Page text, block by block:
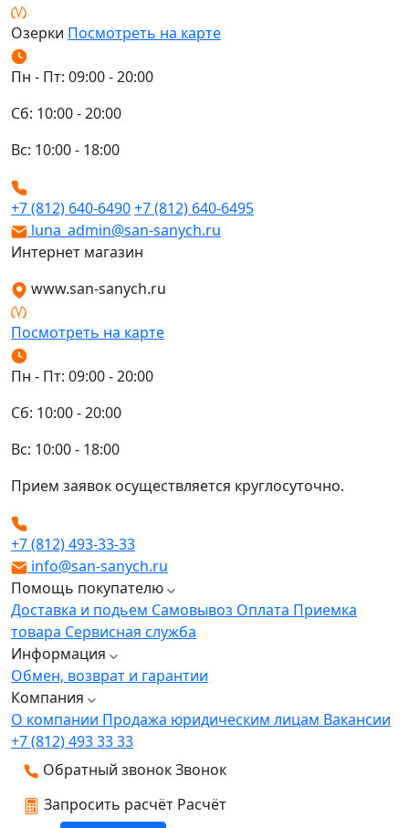
Озерки Посмотреть на карте
Пн - Пт: 09:00 - 20:00
Сб: 10:00 - 20:00
Вс: 10:00 - 18:00
+7 (812) 640-6490+7 (812) 640-6495
luna_admin@san-sanych.ru
Интернет магазин
www.san-sanych.ru
Посмотреть на карте
Пн - Пт: 09:00 - 20:00
Сб: 10:00 - 20:00
Вс: 10:00 - 18:00
Прием заявок осуществляется круглосуточно.
+7 (812) 493-33-33
info@san-sanych.ru
Помощь покупателю
Доставка и подьем Самовывоз Оплата Приемка
товара Сервисная служба
Информация
Обмен, возврат и гарантии
Компания
О компании Продажа юридическим лицам Вакансии
+7 (812) 493 33 33
Обратный звонокЗвонок
Запросить расчёт Расчёт